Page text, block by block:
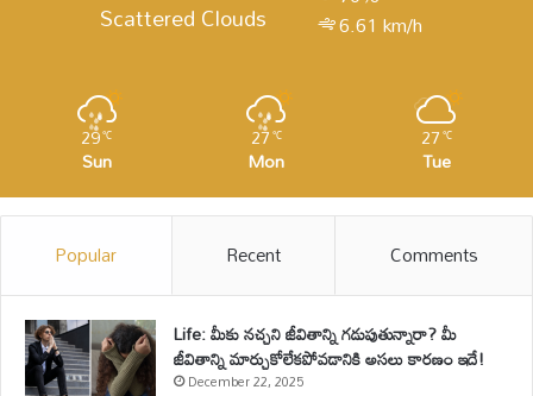
Scattered Clouds 6.61 km/h
29℃
Sun
27℃
Mon
27℃
Tue
Popular Recent Comments
Life: మీకు నచ్చని జీవితాన్ని గడుపుతున్నారా? మీ
జీవితాన్ని మార్చుకోలేకపోవడానికి అసలు కారణం ఇదే!
December 22, 2025